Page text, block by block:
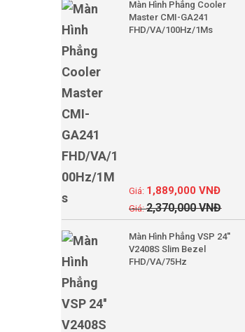
Màn Hình Phẳng Cooler
Master CMI-GA241
FHD/VA/100Hz/1Ms
2,370,000VNĐ
1,889,000VNĐ
Màn Hình Phẳng VSP 24''
V2408S Slim Bezel
FHD/VA/75Hz